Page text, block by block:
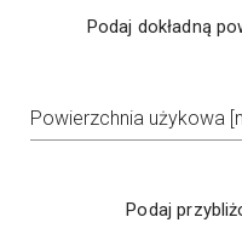
Podaj dokładną
Powierzchnia użykowa
Podaj